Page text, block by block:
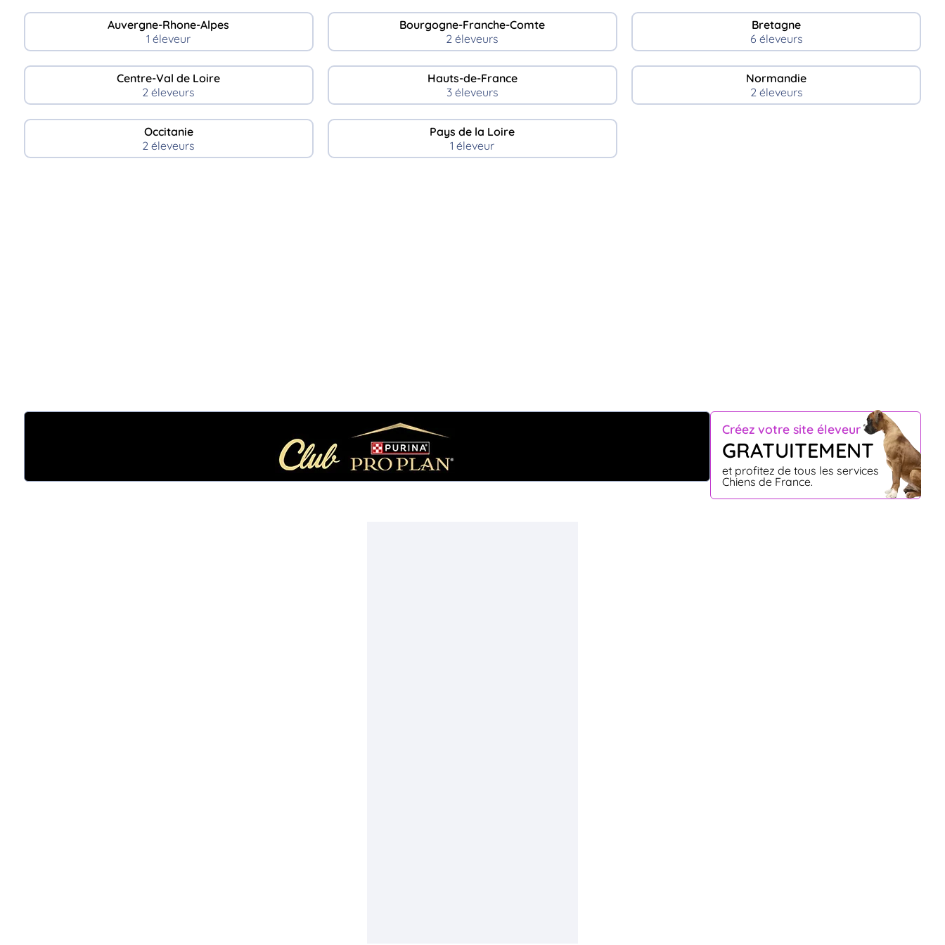
Auvergne-Rhone-Alpes
1 éleveur
Bourgogne-Franche-Comte
2 éleveurs
Bretagne
6 éleveurs
Centre-Val de Loire
2 éleveurs
Hauts-de-France
3 éleveurs
Normandie
2 éleveurs
Occitanie
2 éleveurs
Pays de la Loire
1 éleveur
Créez votre site éleveur
GRATUITEMENT
et profitez de tous les services
Chiens de France.